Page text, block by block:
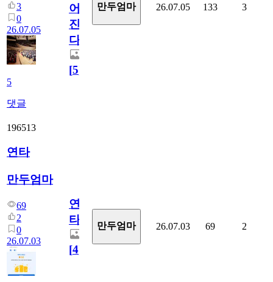
3
0
26.07.05
5
댓글
어
진
다.
[5]
만두엄마 26.07.05 133 3
196513
연타
만두엄마
69
2
0
26.07.03
연
타
[4]
만두엄마 26.07.03 69 2